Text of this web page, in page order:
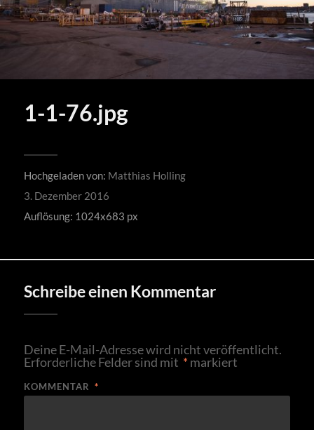
1-1-76.jpg
Hochgeladen von: Matthias Holling
3. Dezember 2016
Auflösung: 1024x683 px
Schreibe einen Kommentar
Deine E-Mail-Adresse wird nicht veröffentlicht.
Erforderliche Felder sind mit *markiert
KOMMENTAR *